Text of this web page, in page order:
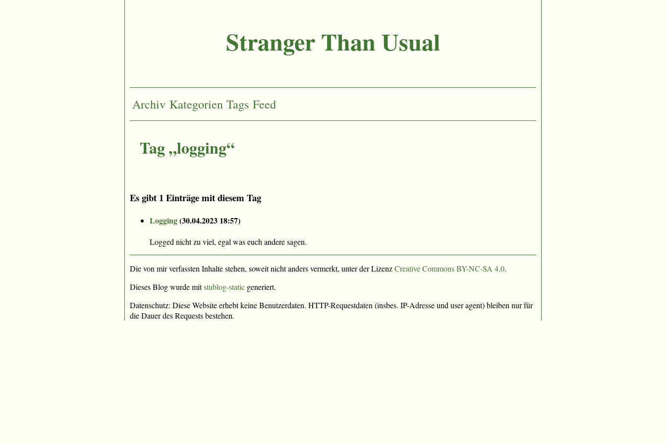
Stranger Than Usual
Archiv Kategorien Tags Feed
Tag „logging“
Es gibt 1 Einträge mit diesem Tag
Logging(30.04.2023 18:57)
Logged nicht zu viel, egal was euch andere sagen.
Die von mir verfassten Inhalte stehen, soweit nicht anders vermerkt, unter der LizenzCreative Commons BY-NC-SA 4.0.
Dieses Blog wurde mitstublog-static generiert.
Datenschutz: Diese Website erhebt keine Benutzerdaten. HTTP-Requestdaten (insbes. IP-Adresse und user agent) bleiben nur für
die Dauer des Requests bestehen.